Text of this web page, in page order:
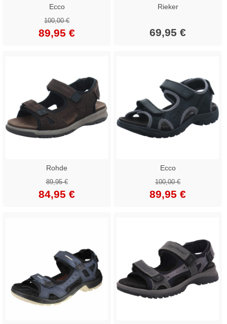
Ecco
100,00 €
89,95 €
Rieker
69,95 €
Rohde
89,95 €
84,95 €
Ecco
100,00 €
89,95 €